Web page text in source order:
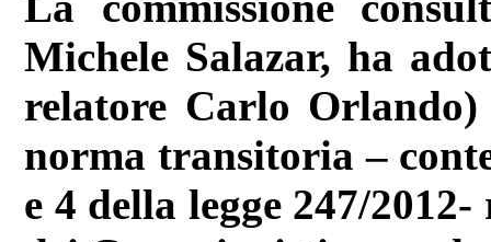
Michele Salazar, ha
relatore Carlo
norma transitoria –
e 4 della legge 247/